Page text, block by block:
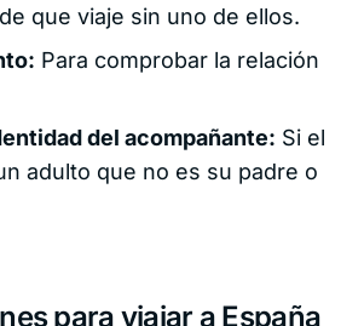
que viaje sin uno de ellos.
Para comprobar la relación
del acompañante: Si el
adulto que no es su padre o
para viajar a España